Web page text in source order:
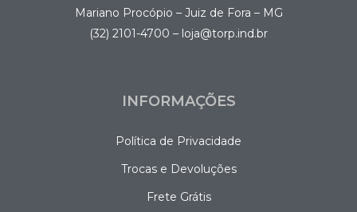
Mariano Procópio – Juiz de Fora – MG
(32) 2101-4700 – loja@torp.ind.br
INFORMAÇÕES
Política de Privacidade
Trocas e Devoluções
Frete Grátis